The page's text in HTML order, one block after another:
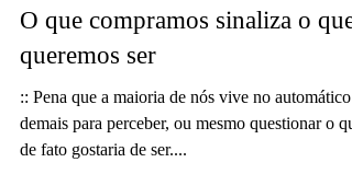
27 de out. de 2022 1 min de leitura
O que compramos sinaliza o que
queremos ser